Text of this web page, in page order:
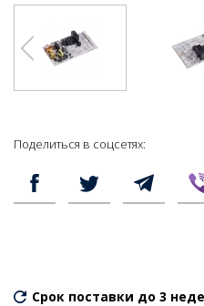
Поделиться в соцсетях:
Срок поставки до 3